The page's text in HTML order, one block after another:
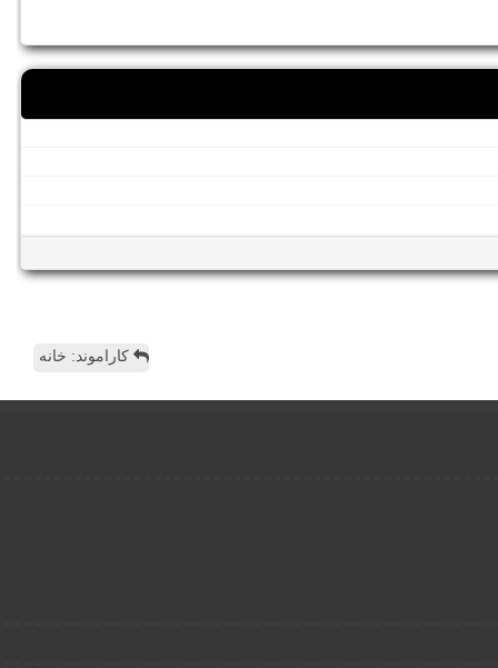
کاراموند: خانه